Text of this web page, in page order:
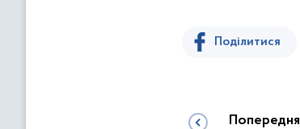
Поділитися
Попередня